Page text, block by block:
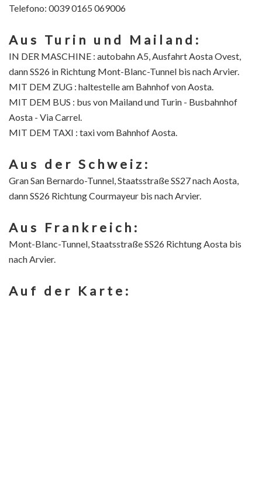
Telefono: 0039 0165 069006
Aus Turin und Mailand:
IN DER MASCHINE : autobahn A5, Ausfahrt Aosta Ovest,
dann SS26 in Richtung Mont-Blanc-Tunnel bis nach Arvier.
MIT DEM ZUG : haltestelle am Bahnhof von Aosta.
MIT DEM BUS : bus von Mailand und Turin - Busbahnhof
Aosta - Via Carrel.
MIT DEM TAXI : taxi vom Bahnhof Aosta.
Aus der Schweiz:
Gran San Bernardo-Tunnel, Staatsstraße SS27 nach Aosta,
dann SS26 Richtung Courmayeur bis nach Arvier.
Aus Frankreich:
Mont-Blanc-Tunnel, Staatsstraße SS26 Richtung Aosta bis
nach Arvier.
Auf der Karte: